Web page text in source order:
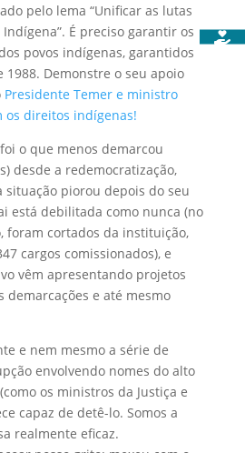
pelo lema “Unificar as lutas
É preciso garantir os
povos indígenas, garantidos
1988. Demonstre o seu apoio
Presidente Temer e ministro
os direitos indígenas!
o que menos demarcou
desde a redemocratização,
situação piorou depois do seu
está debilitada como nunca (no
foram cortados da instituição,
cargos comissionados), e
vêm apresentando projetos
demarcações e até mesmo
e nem mesmo a série de
envolvendo nomes do alto
os ministros da Justiça e
capaz de detê-lo. Somos a
realmente eficaz.